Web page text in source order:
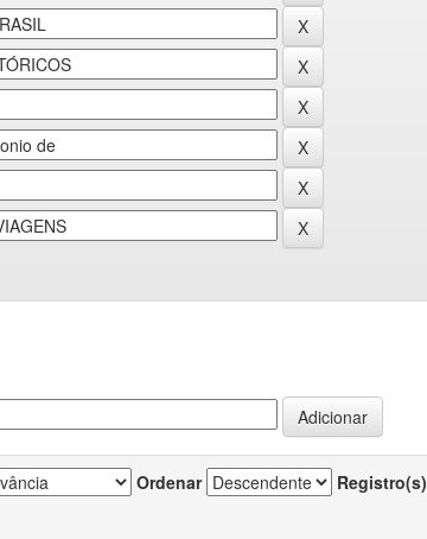
Ordenar Registro(s)